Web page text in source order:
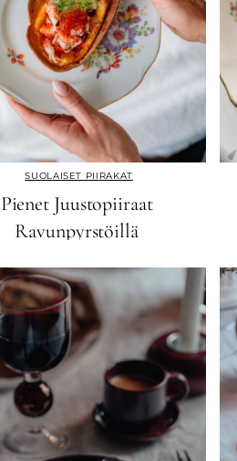
SUOLAISET PIIRAKAT
Pienet Juustopiiraat
Ravunpyrstöillä